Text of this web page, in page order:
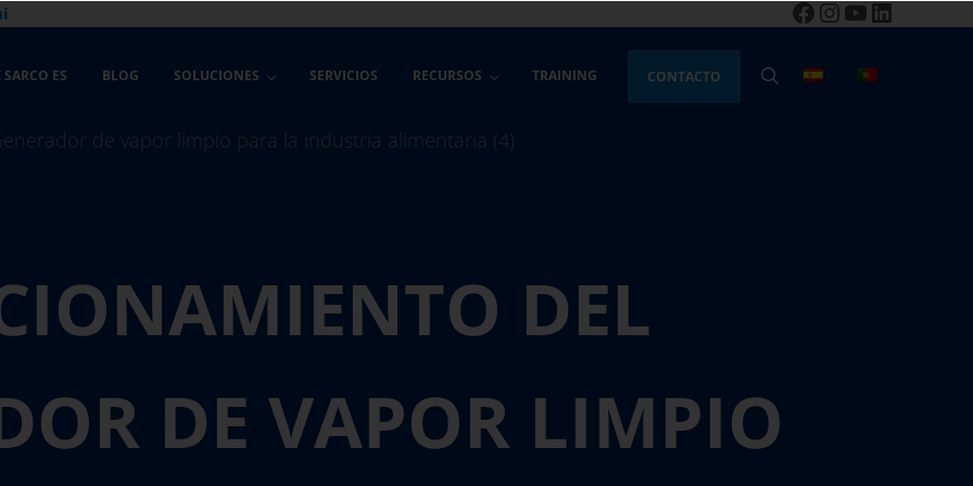
Facebook
Instagram
YouTube
LinkedIn
ES BLOG SOLUCIONES SERVICIOS RECURSOS TRAINING CONTACTO BUSCAR
DEL
DE VAPOR LIMPIO